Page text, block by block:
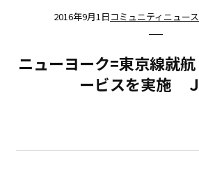
2016年9月1日コミュニティニュース
ニューヨーク=東京線就
ービスを実施